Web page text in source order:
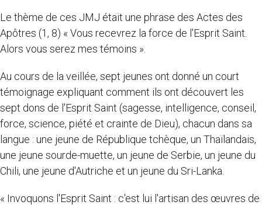
Le thème de ces JMJ était une phrase des Actes des
Apôtres (1, 8) « Vous recevrez la force de l'Esprit Saint.
Alors vous serez mes témoins ».
Au cours de la veillée, sept jeunes ont donné un court
témoignage expliquant comment ils ont découvert les
sept dons de l'Esprit Saint (sagesse, intelligence, conseil,
force, science, piété et crainte de Dieu), chacun dans sa
langue : une jeune de République tchèque, un Thaïlandais,
une jeune sourde-muette, un jeune de Serbie, un jeune du
Chili, une jeune d'Autriche et un jeune du Sri-Lanka.
« Invoquons l'Esprit Saint : c'est lui l'artisan des œuvres de